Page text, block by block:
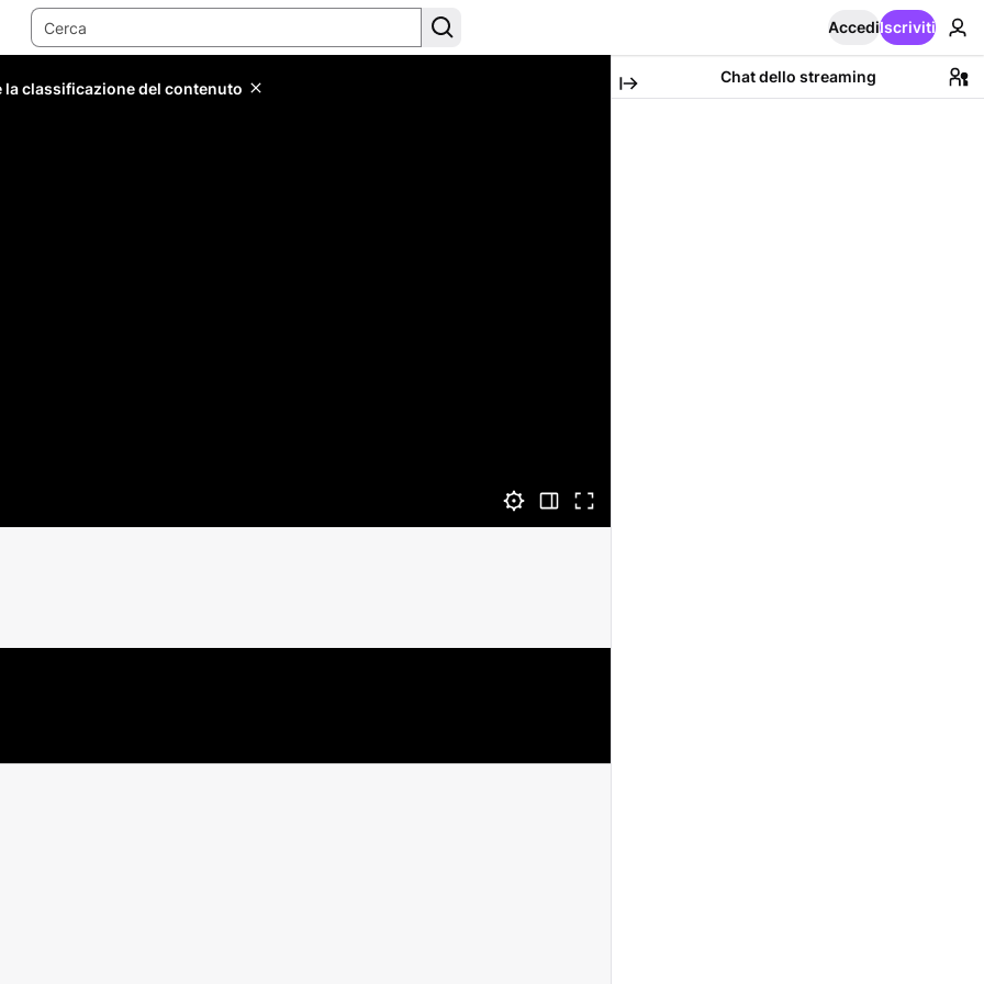
AccediIscriviti
classificazione del contenuto
Chat dello streaming